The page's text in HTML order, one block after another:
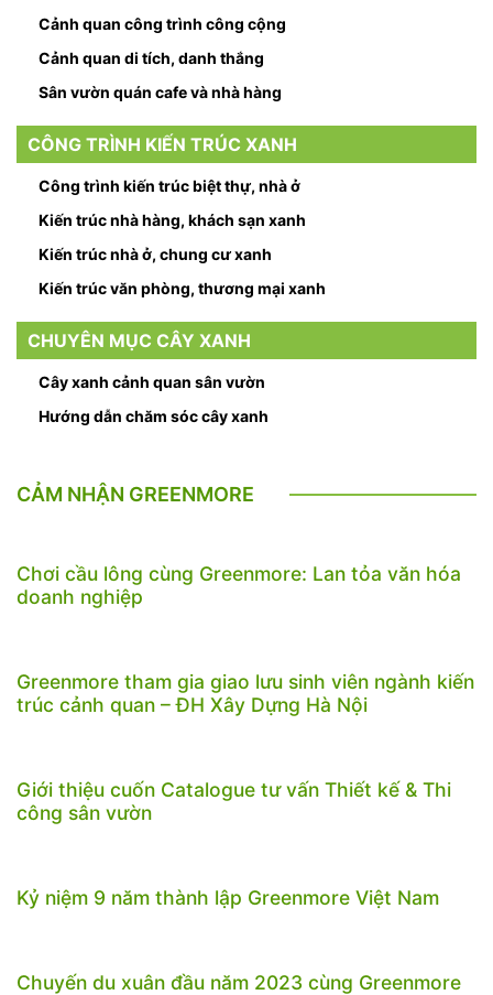
Cảnh quan công trình công cộng
Cảnh quan di tích, danh thắng
Sân vườn quán cafe và nhà hàng
CÔNG TRÌNH KIẾN TRÚC XANH
Công trình kiến trúc biệt thự, nhà ở
Kiến trúc nhà hàng, khách sạn xanh
Kiến trúc nhà ở, chung cư xanh
Kiến trúc văn phòng, thương mại xanh
CHUYÊN MỤC CÂY XANH
Cây xanh cảnh quan sân vườn
Hướng dẫn chăm sóc cây xanh
CẢM NHẬN GREENMORE
Chơi cầu lông cùng Greenmore: Lan tỏa văn hóa
doanh nghiệp
Greenmore tham gia giao lưu sinh viên ngành kiến
trúc cảnh quan – ĐH Xây Dựng Hà Nội
Giới thiệu cuốn Catalogue tư vấn Thiết kế & Thi
công sân vườn
Kỷ niệm 9 năm thành lập Greenmore Việt Nam
Chuyến du xuân đầu năm 2023 cùng Greenmore